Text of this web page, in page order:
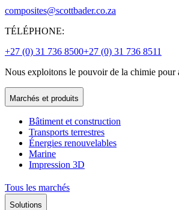
composites@scottbader.co.za
TÉLÉPHONE:
+27 (0) 31 736 8500+27 (0) 31 736 8511
Nous exploitons le pouvoir de la chimie pour
Marchés et produits
Bâtiment et construction
Transports terrestres
Énergies renouvelables
Marine
Impression 3D
Tous les marchés
Solutions